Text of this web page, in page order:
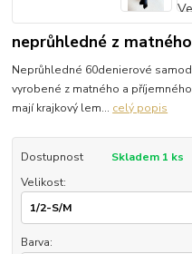
neprůhledné z
Neprůhledné 60denierové
vyrobené z matného a
mají krajkový lem... celý popis
Dostupnost
Skladem 1 ks
Velikost:
Barva: